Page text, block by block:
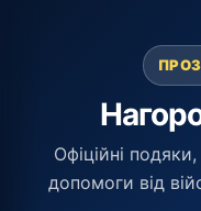
Офіційні
допомоги від